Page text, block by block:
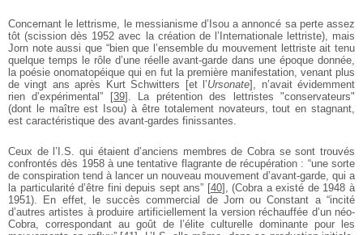
Concernant le lettrisme, le messianisme d’Isou a annoncé sa perte assez
tôt (scission dès 1952 avec la création de l’Internationale lettriste), mais
Jorn note aussi que “bien que l’ensemble du mouvement lettriste ait tenu
quelque temps le rôle d’une réelle avant-garde dans une époque donnée,
la poésie onomatopéique qui en fut la première manifestation, venant plus
de vingt ans après Kurt Schwitters [et l’Ursonate], n’avait évidemment
rien d’expérimental” [39] . La prétention des lettristes "conservateurs"
(dont le maître est Isou) à être totalement novateurs, tout en stagnant,
est caractéristique des avant-gardes finissantes.
Ceux de l’I.S. qui étaient d’anciens membres de Cobra se sont trouvés
confrontés dès 1958 à une tentative flagrante de récupération : “une sorte
de conspiration tend à lancer un nouveau mouvement d’avant-garde, qui a
la particularité d’être fini depuis sept ans” [40] , (Cobra a existé de 1948 à
1951). En effet, le succès commercial de Jorn ou Constant a “incité
d’autres artistes à produire artificiellement la version réchauffée d’un néo-
Cobra, correspondant au goût de l’élite culturelle dominante pour les